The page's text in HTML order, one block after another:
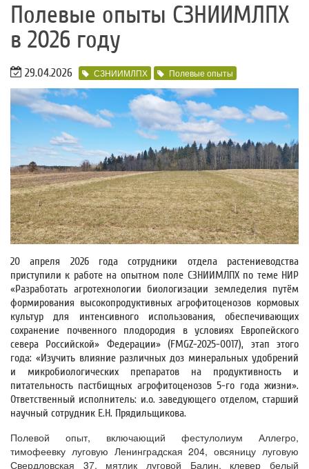
​Полевые опыты СЗНИИМЛПХ
в 2026 году
29.04.2026 СЗНИИМЛПХ Полевые опыты
20 апреля 2026 года сотрудники отдела растениеводства
приступили к работе на опытном поле СЗНИИМЛПХ по теме НИР
«Разработать агротехнологии биологизации земледелия путём
формирования высокопродуктивных агрофитоценозов кормовых
культур для интенсивного использования, обеспечивающих
сохранение почвенного плодородия в условиях Европейского
севера Российской» Федерации» (FMGZ-2025-0017), этап этого
года: «Изучить влияние различных доз минеральных удобрений
и микробиологических препаратов на продуктивность и
питательность пастбищных агрофитоценозов 5-го года жизни».
Ответственный исполнитель: и.о. заведующего отделом, старший
научный сотрудник Е.Н. Прядильщикова.
Полевой опыт, включающий фестулолиум Аллегро,
тимофеевку луговую Ленинградская 204, овсяницу луговую
Свердловская 37, мятлик луговой Балин, клевер белый